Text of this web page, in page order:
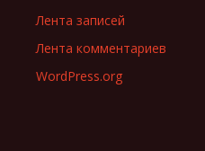
Лента записей
Лента комментариев
WordPress.org